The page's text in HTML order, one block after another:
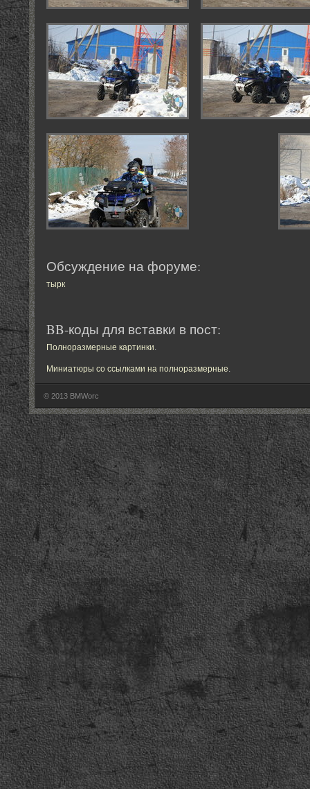
Обсуждение на форуме:
тырк
BB-коды для вставки в пост:
Полноразмерные картинки.
Миниатюры со ссылками на полноразмерные.
© 2013 BMWorc